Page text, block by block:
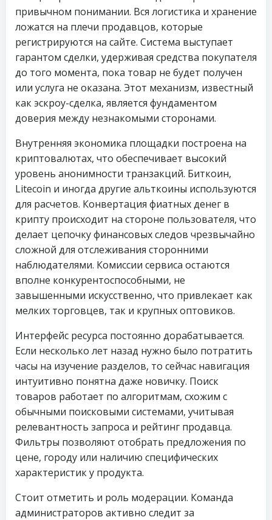
привычном понимании. Вся логистика и хранение
ложатся на плечи продавцов, которые
регистрируются на сайте. Система выступает
гарантом сделки, удерживая средства покупателя
до того момента, пока товар не будет получен
или услуга не оказана. Этот механизм, известный
как эскроу-сделка, является фундаментом
доверия между незнакомыми сторонами.
Внутренняя экономика площадки построена на
криптовалютах, что обеспечивает высокий
уровень анонимности транзакций. Биткоин,
Litecoin и иногда другие альткоины используются
для расчетов. Конвертация фиатных денег в
крипту происходит на стороне пользователя, что
делает цепочку финансовых следов чрезвычайно
сложной для отслеживания сторонними
наблюдателями. Комиссии сервиса остаются
вполне конкурентоспособными, не
завышенными искусственно, что привлекает как
мелких торговцев, так и крупных оптовиков.
Интерфейс ресурса постоянно дорабатывается.
Если несколько лет назад нужно было потратить
часы на изучение разделов, то сейчас навигация
интуитивно понятна даже новичку. Поиск
товаров работает по алгоритмам, схожим с
обычными поисковыми системами, учитывая
релевантность запроса и рейтинг продавца.
Фильтры позволяют отобрать предложения по
цене, городу или наличию специфических
характеристик у продукта.
Стоит отметить и роль модерации. Команда
администраторов активно следит за